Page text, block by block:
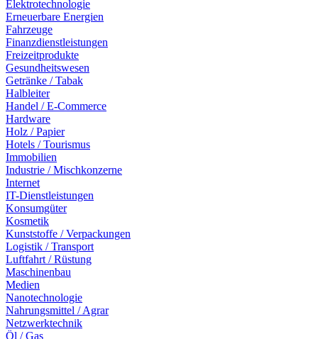
Elektrotechnologie
Erneuerbare Energien
Fahrzeuge
Finanzdienstleistungen
Freizeitprodukte
Gesundheitswesen
Getränke / Tabak
Halbleiter
Handel / E-Commerce
Hardware
Holz / Papier
Hotels / Tourismus
Immobilien
Industrie / Mischkonzerne
Internet
IT-Dienstleistungen
Konsumgüter
Kosmetik
Kunststoffe / Verpackungen
Logistik / Transport
Luftfahrt / Rüstung
Maschinenbau
Medien
Nanotechnologie
Nahrungsmittel / Agrar
Netzwerktechnik
Öl / Gas